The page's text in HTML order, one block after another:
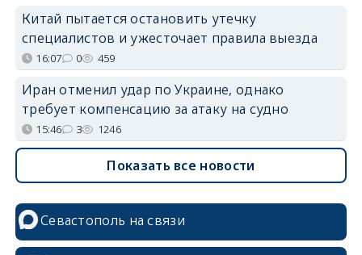
Китай пытается остановить утечку
специалистов и ужесточает правила выезда
16:07 0 459
Иран отменил удар по Украине, однако
требует компенсацию за атаку на судно
15:46 3 1246
Показать все новости
Севастополь на связи